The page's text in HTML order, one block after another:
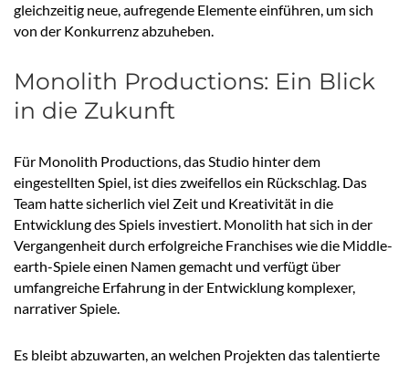
gleichzeitig neue, aufregende Elemente einführen, um sich
von der Konkurrenz abzuheben.
Monolith Productions: Ein Blick
in die Zukunft
Für Monolith Productions, das Studio hinter dem
eingestellten Spiel, ist dies zweifellos ein Rückschlag. Das
Team hatte sicherlich viel Zeit und Kreativität in die
Entwicklung des Spiels investiert. Monolith hat sich in der
Vergangenheit durch erfolgreiche Franchises wie die Middle-
earth-Spiele einen Namen gemacht und verfügt über
umfangreiche Erfahrung in der Entwicklung komplexer,
narrativer Spiele.
Es bleibt abzuwarten, an welchen Projekten das talentierte